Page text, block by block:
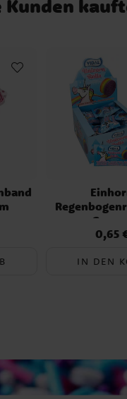
Kunden
Gramm
Preis:
0,65
IN DEN